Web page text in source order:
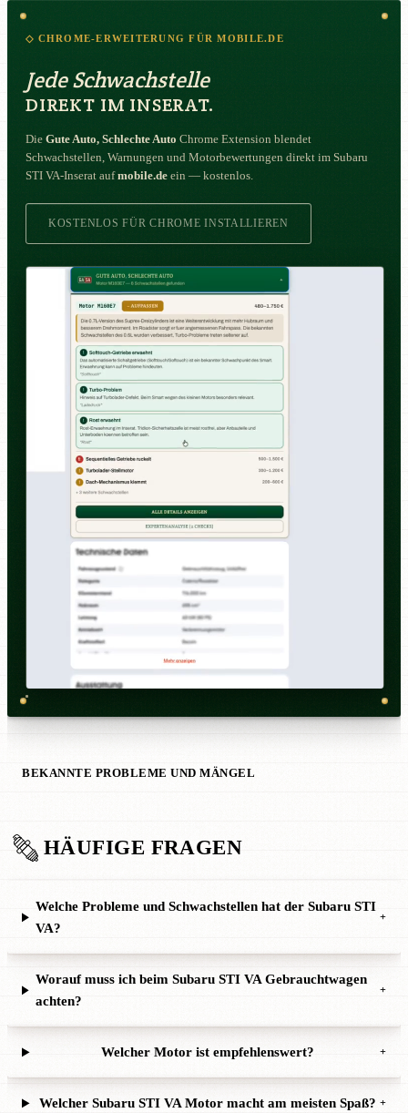
◇ CHROME-ERWEITERUNG FÜR MOBILE.DE
Jede Schwachstelle
DIREKT IM INSERAT.
Die Gute Auto, Schlechte Auto Chrome Extension blendet
Schwachstellen, Warnungen und Motorbewertungen direkt im Subaru
STI VA-Inserat aufmobile.de ein — kostenlos.
KOSTENLOS FÜR CHROME INSTALLIEREN
BEKANNTE PROBLEME UND MÄNGEL
HÄUFIGE FRAGEN
Welche Probleme und Schwachstellen hat der Subaru STI
VA?
+
Worauf muss ich beim Subaru STI VA Gebrauchtwagen
achten?
+
Welcher Motor ist empfehlenswert? +
Welcher Subaru STI VA Motor macht am meisten Spaß? +